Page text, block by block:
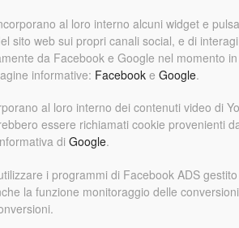
al loro interno alcuni widget e
sito web sui propri canali social, e di
da Facebook e Google nel momento
informative: Facebook e Google.
al loro interno dei contenuti video di
essere richiamati cookie provenienti
di Google.
i programmi di Facebook ADS
la funzione monitoraggio delle